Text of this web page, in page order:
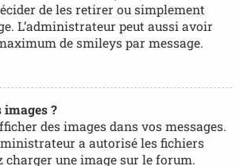
de les retirer ou simplement
L’administrateur peut aussi avoir
de smileys par message.
images ?
des images dans vos messages.
a autorisé les fichiers
charger une image sur le forum.